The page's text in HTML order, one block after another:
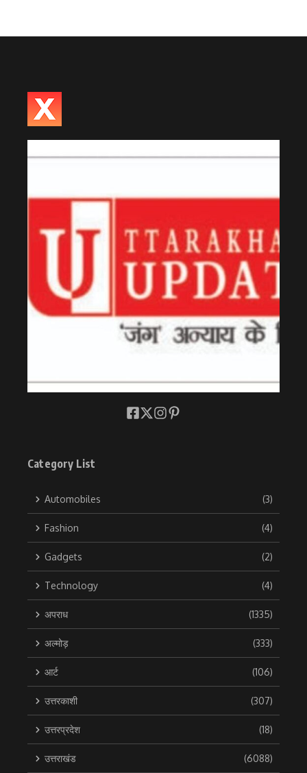
Category List
Automobiles (3)
Fashion (4)
Gadgets (2)
Technology (4)
अपराध (1335)
अल्मोड़ (333)
आर्ट (106)
उत्तरकाशी (307)
उत्तरप्रदेश (18)
उत्तराखंड (6088)